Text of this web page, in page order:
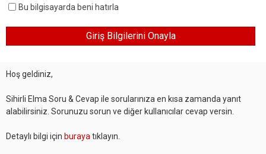
Bu bilgisayarda beni hatırla
Hoş geldiniz,
Sihirli Elma Soru & Cevap ile sorularınıza en kısa zamanda yanıt
alabilirsiniz. Sorunuzu sorun ve diğer kullanıcılar cevap versin.
Detaylı bilgi için buraya tıklayın.